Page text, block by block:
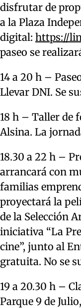
disfrutar de
a la Plaza
digital: https://
paseo se
14 a 20 h –
Llevar DNI. Se
18 h – Taller de
Alsina. La
18.30 a 22 h –
arrancará con
familias
proyectará la
de la Selección
iniciativa “La
cine”, junto al
gratuita. No se
19 a 20.30 h –
Parque 9 de